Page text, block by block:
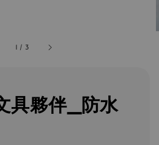
1 / 3
具夥伴_防水